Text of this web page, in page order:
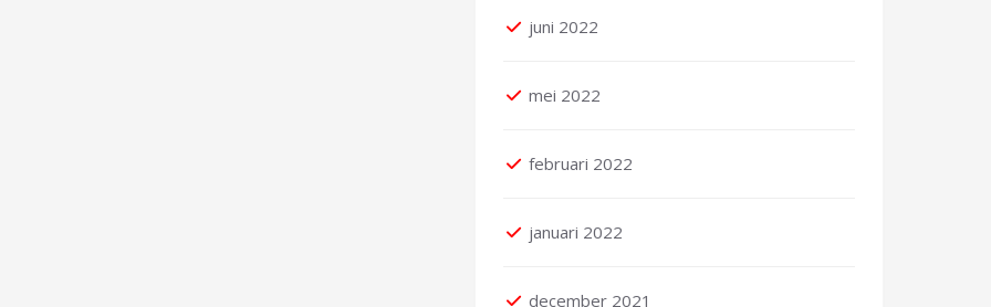
juni 2022
mei 2022
februari 2022
januari 2022
december 2021